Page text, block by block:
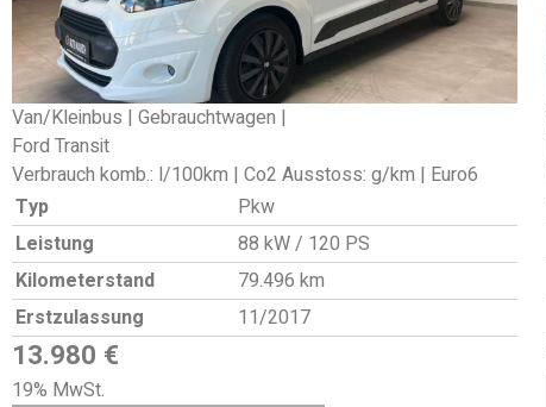
Van/Kleinbus | Gebrauchtwagen |
Ford Transit
Verbrauch komb.: l/100km | Co2 Ausstoss: g/km | Euro6
Typ
Pkw
Leistung
88 kW / 120 PS
Kilometerstand
79.496 km
Erstzulassung
11/2017
13.980 €
19% MwSt.